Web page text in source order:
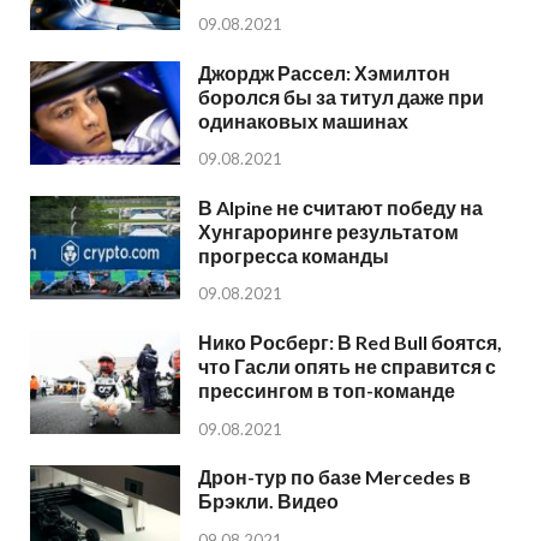
09.08.2021
Джордж Рассел: Хэмилтон
боролся бы за титул даже при
одинаковых машинах
09.08.2021
В Alpine не считают победу на
Хунгароринге результатом
прогресса команды
09.08.2021
Нико Росберг: В Red Bull боятся,
что Гасли опять не справится с
прессингом в топ-команде
09.08.2021
Дрон-тур по базе Mercedes в
Брэкли. Видео